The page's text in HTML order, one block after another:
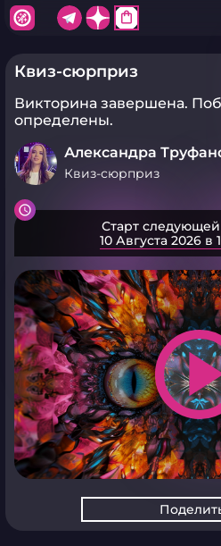
shopping_bag
Квиз-сюрприз
Викторина завершена.
определены.
Александра
Квиз-сюрприз
Старт
10 Августа 2026